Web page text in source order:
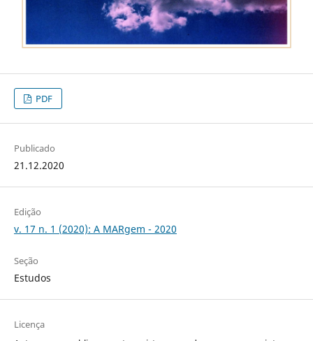
PDF
Publicado
21.12.2020
Edição
v. 17 n. 1 (2020): A MARgem - 2020
Seção
Estudos
Licença